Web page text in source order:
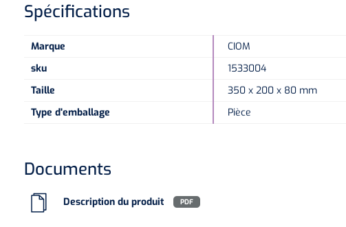
Spécifications
Marque
CIOM
sku
1533004
Taille
350 x 200 x 80 mm
Type d'emballage
Pièce
Documents
Description du produit PDF